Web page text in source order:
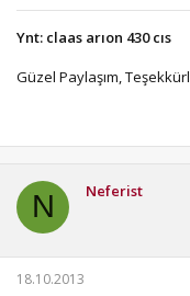
Ynt: claas arıon 430 cıs
Güzel Paylaşım,
N Neferist
18.10.2013